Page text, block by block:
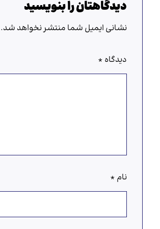
دیدگاهتان را بنویسید
نشانی ایمیل شما منتشر نخواهد شد.
دیدگاه *
نام *